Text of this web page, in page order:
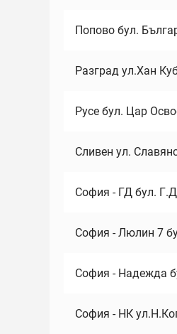
Попово бул.
Разград ул.Хан
Русе бул. Цар
Сливен ул.
София - ГД бул.
София - Люлин 7
София - Надежда
София - НК